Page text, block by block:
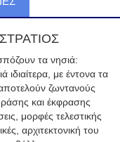
τα νησιά:
με έντονα τα
ζωντανούς
και έκφρασης
μορφές τελεστικής
αρχιτεκτονική του